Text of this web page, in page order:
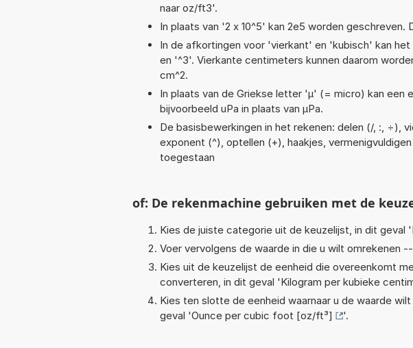
naar oz/ft3'.
In plaats van '2 x 10^5' kan 2e5 worden
In de afkortingen voor 'vierkant' en 'kubisch' kan
en '^3'. Vierkante centimeters kunnen daarom
cm^2.
In plaats van de Griekse letter 'µ' (= micro) kan een
bijvoorbeeld uPa in plaats van µPa.
De basisbewerkingen in het rekenen: delen (/, :, ÷),
exponent (^), optellen (+), haakjes,
toegestaan
of: De rekenmachine gebruiken met de
Kies de juiste categorie uit de keuzelijst, in dit geval '
Voer vervolgens de waarde in die u wilt omrekenen
Kies uit de keuzelijst de eenheid die overeenkomt
converteren, in dit geval 'Kilogram per kubieke
Kies ten slotte de eenheid waarnaar u de waarde
geval 'Ounce per cubic foot [oz/ft³] '.